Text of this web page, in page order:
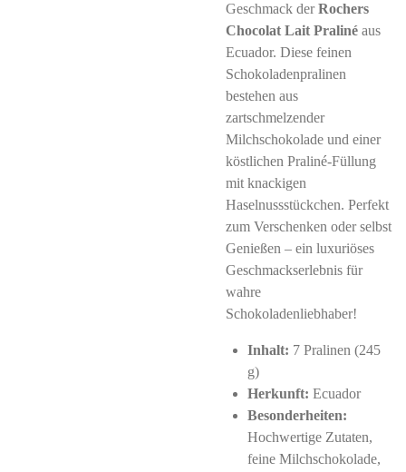
Geschmack derRochers
Chocolat Lait Praliné aus
Ecuador. Diese feinen
Schokoladenpralinen
bestehen aus
zartschmelzender
Milchschokolade und einer
köstlichen Praliné-Füllung
mit knackigen
Haselnussstückchen. Perfekt
zum Verschenken oder selbst
Genießen – ein luxuriöses
Geschmackserlebnis für
wahre
Schokoladenliebhaber!
Inhalt: 7 Pralinen (245
g)
Herkunft: Ecuador
Besonderheiten:
Hochwertige Zutaten,
feine Milchschokolade,